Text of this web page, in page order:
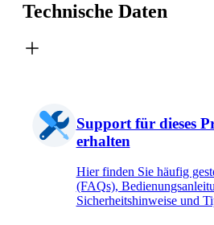
Technische Daten
Support für dieses
erhalten
Hier finden Sie häufig
(FAQs),
Sicherheitshinweise und